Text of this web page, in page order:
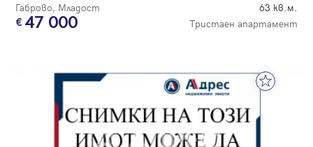
Габрово, Младост 63 кв.м.
47 000 Тристаен апартамент